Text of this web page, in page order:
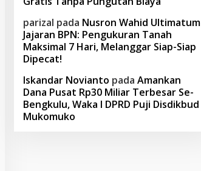
parizal pada Nusron Wahid Ultimatum
Jajaran BPN: Pengukuran Tanah
Maksimal 7 Hari, Melanggar Siap-Siap
Dipecat!
Iskandar Novianto pada Amankan
Dana Pusat Rp30 Miliar Terbesar Se-
Bengkulu, Waka I DPRD Puji Disdikbud
Mukomuko